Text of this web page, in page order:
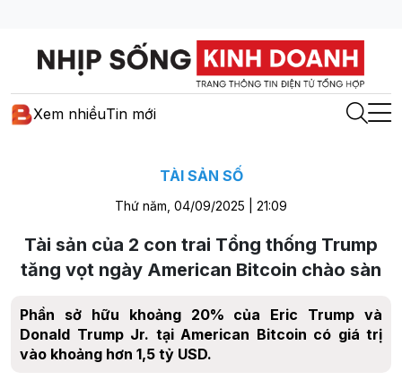
Xem nhiềuTin mới
TÀI SẢN SỐ
Thứ năm, 04/09/2025 | 21:09
Tài sản của 2 con trai Tổng thống Trump
tăng vọt ngày American Bitcoin chào sàn
Phần sở hữu khoảng 20% của Eric Trump và
Donald Trump Jr. tại American Bitcoin có giá trị
vào khoảng hơn 1,5 tỷ USD.